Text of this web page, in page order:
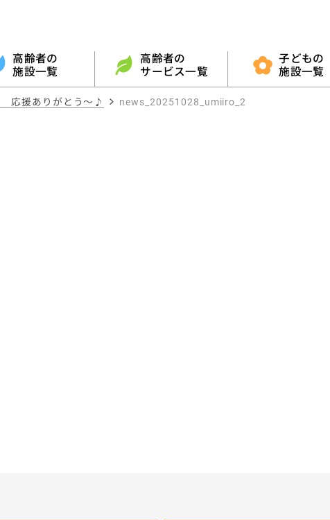
高齢者の
施設一覧
高齢者の
サービス一覧
子どもの
施設一覧
応援ありがとう～♪ news_20251028_umiiro_2